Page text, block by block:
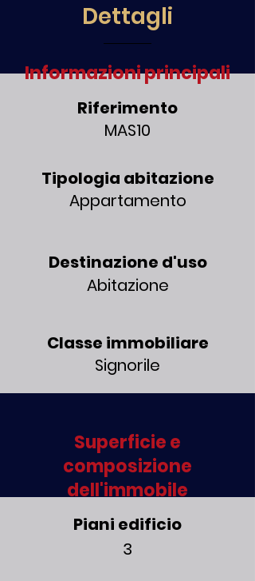
Dettagli
Informazioni principali
Riferimento
MAS10
Tipologia abitazione
Appartamento
Destinazione d'uso
Abitazione
Classe immobiliare
Signorile
Piani edificio
3
Superficie e
composizione
dell'immobile